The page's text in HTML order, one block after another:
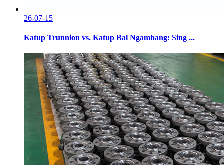
26-07-15
Katup Trunnion vs. Katup Bal Ngambang: Sing ...